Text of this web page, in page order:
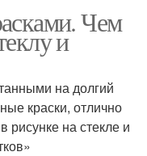
Чем
и
на долгий
краски, отлично
на стекле и